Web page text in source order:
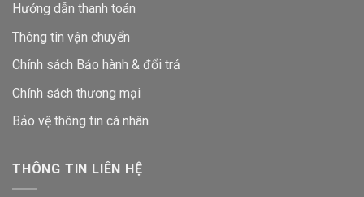
Hướng dẫn thanh toán
Thông tin vận chuyển
Chính sách Bảo hành & đổi trả
Chính sách thương mại
Bảo vệ thông tin cá nhân
THÔNG TIN LIÊN HỆ